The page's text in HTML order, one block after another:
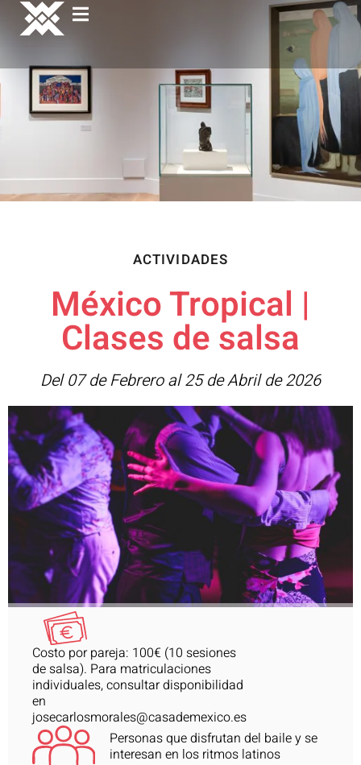
ACTIVIDADES
México Tropical |
Clases de salsa
Del 07 de Febrero al 25 de Abril de 2026
Costo por pareja: 100€ (10 sesiones
de salsa). Para matriculaciones
individuales, consultar disponibilidad
en
josecarlosmorales@casademexico.es
Personas que disfrutan del baile y se
interesan en los ritmos latinos